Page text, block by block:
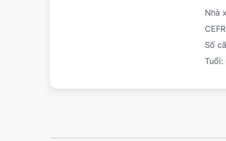
Nhà
Số
Tuổi: